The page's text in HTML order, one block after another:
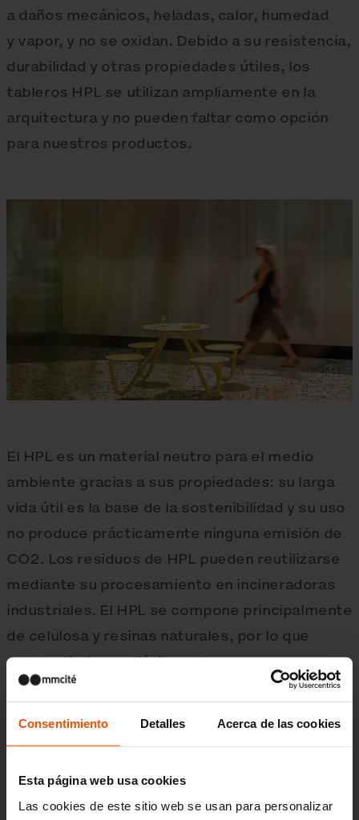
Consentimiento Detalles Acerca de las cookies
Esta página web usa cookies
Las cookies de este sitio web se usan para personalizar
a daños mecánicos, heladas, calor, humedad
y vapor, y no se oxidan. Debido a su resistencia,
durabilidad y otras propiedades útiles, los
tableros HPL se utilizan ampliamente en la
arquitectura y no pueden faltar como opción
para nuestros productos.
El HPL es un material neutro para el medio
ambiente gracias a sus propiedades: su larga
vida útil es la base de la sostenibilidad y su uso
no produce prácticamente ninguna emisión de
CO2. Los residuos de HPL pueden reutilizarse
mediante su procesamiento en incineradoras
industriales. El HPL se compone principalmente
de celulosa y resinas naturales, por lo que
puede eliminarse fácilmente.